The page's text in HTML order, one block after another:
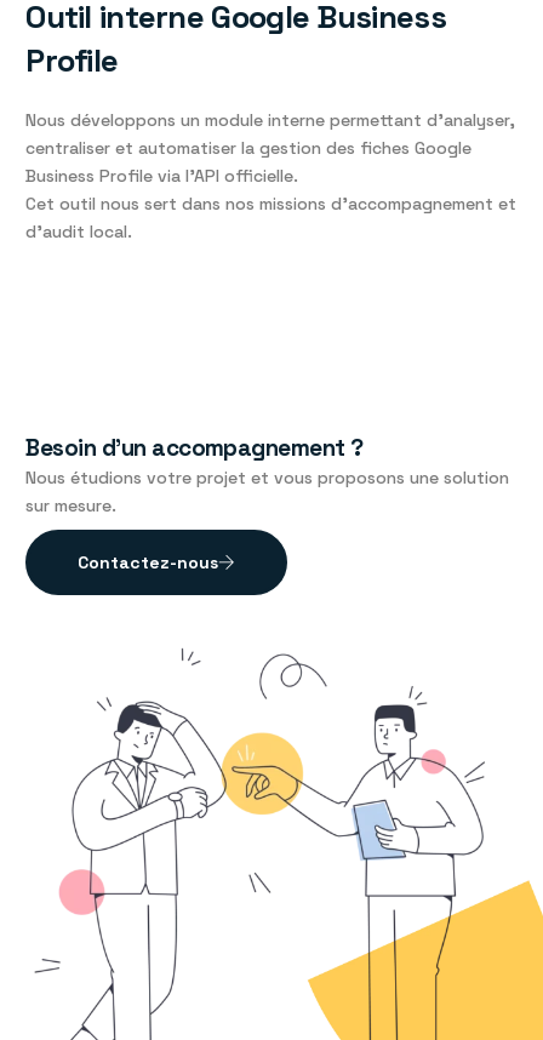
Outil interne Google Business
Profile
Nous développons un module interne permettant d’analyser,
centraliser et automatiser la gestion des fiches Google
Business Profile via l’API officielle.
Cet outil nous sert dans nos missions d’accompagnement et
d’audit local.
Besoin d’un accompagnement ?
Nous étudions votre projet et vous proposons une solution
sur mesure.
Contactez-nous